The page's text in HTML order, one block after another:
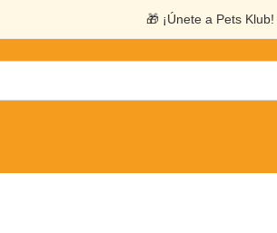
🎁 ¡Únete a Pets Klub!